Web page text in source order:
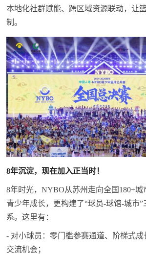
本地化社群赋能、跨区域资源联动，让
制。
8年沉淀，现在加入正当时！
8年时光，NYBO从苏州走向全国180+城
青少年成长，更构建了“球员-球馆-城市
系。这里有：
- 对小球员：零门槛参赛通道、阶梯式
交流机会；